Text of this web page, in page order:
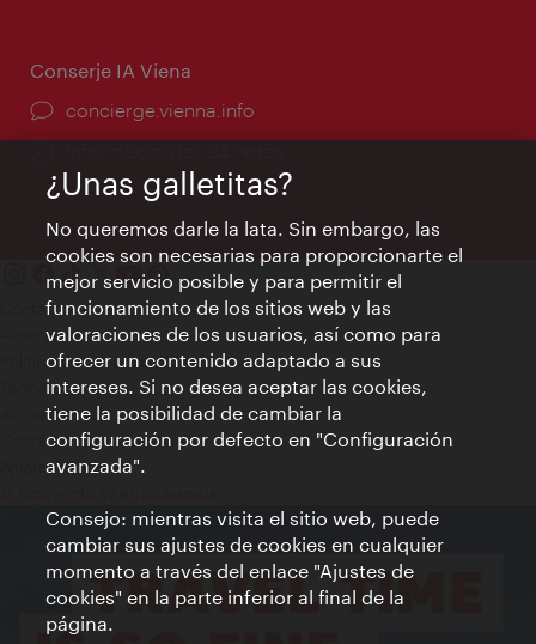
Conserje IA Viena
concierge.vienna.info
Contacto
Aviso legal
Política de privacidad de datos
Terms of Use
Accesibilidad
Contacto para la prensa
Ajustes de cookie
¿Unas galletitas?
No queremos darle la lata. Sin embargo, las
cookies son necesarias para proporcionarte el
mejor servicio posible y para permitir el
funcionamiento de los sitios web y las
valoraciones de los usuarios, así como para
ofrecer un contenido adaptado a sus
intereses. Si no desea aceptar las cookies,
tiene la posibilidad de cambiar la
configuración por defecto en "Configuración
avanzada".
Consejo: mientras visita el sitio web, puede
cambiar sus ajustes de cookies en cualquier
momento a través del enlace "Ajustes de
cookies" en la parte inferior al final de la
página.